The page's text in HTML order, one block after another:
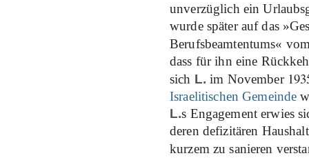
unverzüglich ein
wurde später auf das
Berufsbeamtentums«
dass für ihn eine
sich L. im November
Israelitischen Gemeinde
L.s Engagement erwies
deren defizitären
kurzem zu sanieren